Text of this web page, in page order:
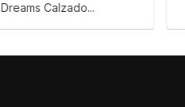
Dreams Calzado...